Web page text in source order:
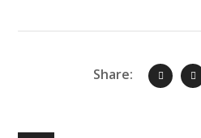
Share: